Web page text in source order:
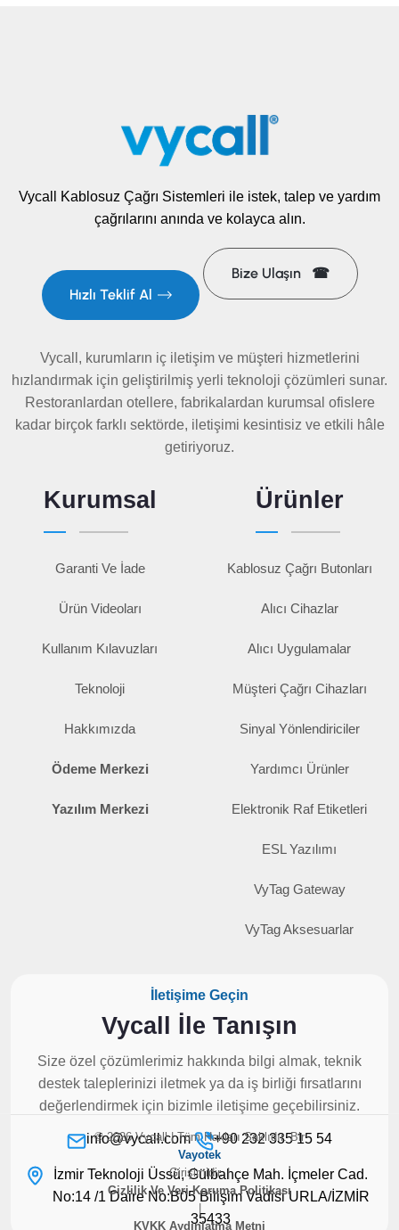
Vycall Kablosuz Çağrı Sistemleri ile istek, talep ve yardım
çağrılarını anında ve kolayca alın.
Hızlı Teklif Al
Bize Ulaşın ☎
Vycall, kurumların iç iletişim ve müşteri hizmetlerini
hızlandırmak için geliştirilmiş yerli teknoloji çözümleri sunar.
Restoranlardan otellere, fabrikalardan kurumsal ofislere
kadar birçok farklı sektörde, iletişimi kesintisiz ve etkili hâle
getiriyoruz.
Kurumsal
Garanti Ve İade
Ürün Videoları
Kullanım Kılavuzları
Teknoloji
Hakkımızda
Ödeme Merkezi
Yazılım Merkezi
Ürünler
Kablosuz Çağrı Butonları
Alıcı Cihazlar
Alıcı Uygulamalar
Müşteri Çağrı Cihazları
Sinyal Yönlendiriciler
Yardımcı Ürünler
Elektronik Raf Etiketleri
ESL Yazılımı
VyTag Gateway
VyTag Aksesuarlar
İletişime Geçin
Vycall İle Tanışın
Size özel çözümlerimiz hakkında bilgi almak, teknik
destek taleplerinizi iletmek ya da iş birliği fırsatlarını
değerlendirmek için bizimle iletişime geçebilirsiniz.
info@vycall.com +90 232 335 15 54
İzmir Teknoloji Üssü, Gülbahçe Mah. İçmeler Cad.
No:14 /1 Daire No:B05 Bilişim Vadisi URLA/İZMİR
35433
© 2026 Vycall | Tüm Hakları Saklıdır. Bir
Vayotek
Girişimidir. |
Gizlilik Ve Veri Koruma Politikası
KVKK Aydınlatma Metni